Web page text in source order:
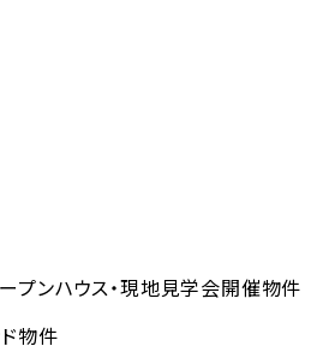
プンハウス・現地見学会開催物件
物件